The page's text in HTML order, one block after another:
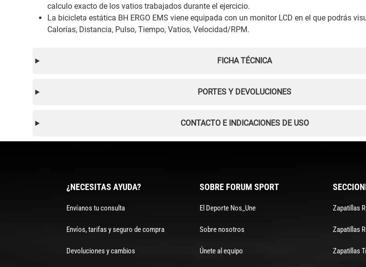
calculo exacto de los vatios trabajados durante el ejercicio.
La bicicleta estática BH ERGO EMS viene equipada con un monitor LCD en el que podrás
Calorías, Distancia, Pulso, Tiempo, Vatios, Velocidad/RPM.
FICHA TÉCNICA
PORTES Y DEVOLUCIONES
CONTACTO E INDICACIONES DE USO
¿NECESITAS AYUDA?
Envíanos tu consulta
Envíos, tarifas y seguro de compra
Devoluciones y cambios
SOBRE FORUM SPORT
El Deporte Nos_Une
Sobre nosotros
Únete al equipo
Zapatillas
Zapatillas
Zapatillas